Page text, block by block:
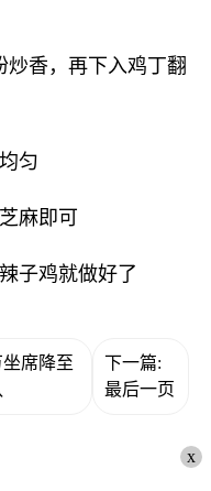
炒香，再下入鸡丁翻
匀
麻即可
子鸡就做好了
坐席降至
下一篇:
最后一页
x